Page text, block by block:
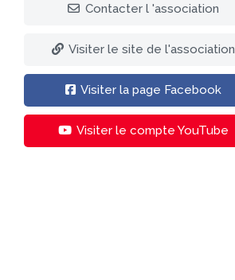
Contacter l 'association
Visiter le site de l'association
Visiter la page Facebook
Visiter le compte YouTube